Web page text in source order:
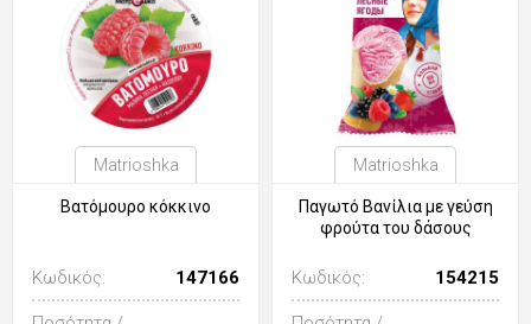
Matrioshka
Βατόμουρο κόκκινο
Κωδικός: 147166
Matrioshka
Παγωτό Βανίλια με γεύση
φρούτα του δάσους
Κωδικός: 154215